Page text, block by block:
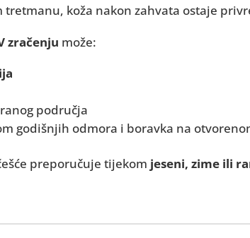
koža nakon zahvata ostaje
zračenju može:
područja
godišnjih odmora i boravka na
preporučuje tijekom jeseni, zime ili